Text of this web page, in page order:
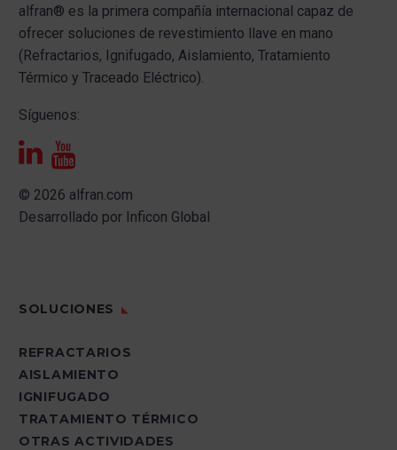
alfran® es la primera compañía internacional capaz de
ofrecer soluciones de revestimiento llave en mano
(Refractarios, Ignifugado, Aislamiento, Tratamiento
Térmico y Traceado Eléctrico).
Síguenos:
© 2026 alfran.com
Desarrollado por Inficon Global
SOLUCIONES
REFRACTARIOS
AISLAMIENTO
IGNIFUGADO
TRATAMIENTO TÉRMICO
OTRAS ACTIVIDADES